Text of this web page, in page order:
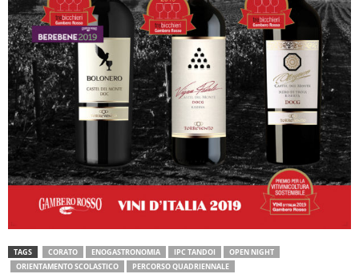
TAGS CORATO ENOGASTRONOMIA IPC TANDOI
OPEN NIGHT
ORIENTAMENTO SCOLASTICO
PERCORSO QUADRIENNALE